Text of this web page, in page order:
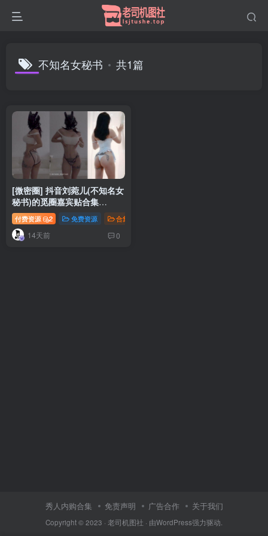
不知名女秘书 共1篇
[微密圈] 抖音刘菀儿(不知名女
秘书)的觅圈嘉宾贴合集
[160P+65V]
付费资源 2 免费资源 合集打包
14天前 0
秀人内购合集 免责声明 广告合作 关于我们
Copyright © 2023 · 老司机图社 · 由WordPress强力驱动.